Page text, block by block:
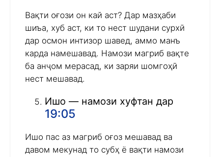
Вақти оғози он кай аст? Дар мазҳаби
шиъа, хуб аст, ки то нест шудани сурхӣ
дар осмон интизор шавед, аммо манъ
карда намешавад. Намози магриб вақте
ба анҷом мерасад, ки заряи шомгоҳӣ
нест мешавад.
Ишо — намози хуфтан дар
19:05
Ишо пас аз магриб оғоз мешавад ва
давом мекунад то субҳ ё вақти намози